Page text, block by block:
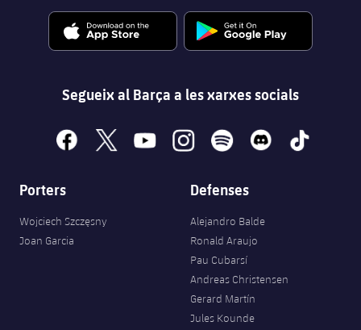
Segueix al Barça a les xarxes socials
facebook
x youtubeinstagramspotify discord tiktok
Porters
Wojciech Szczęsny
Joan Garcia
Defenses
Alejandro Balde
Ronald Araujo
Pau Cubarsí
Andreas Christensen
Gerard Martín
Jules Kounde